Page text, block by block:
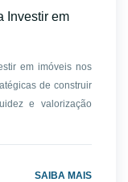
Investir em
em imóveis nos
de construir
e valorização
SAIBA MAIS